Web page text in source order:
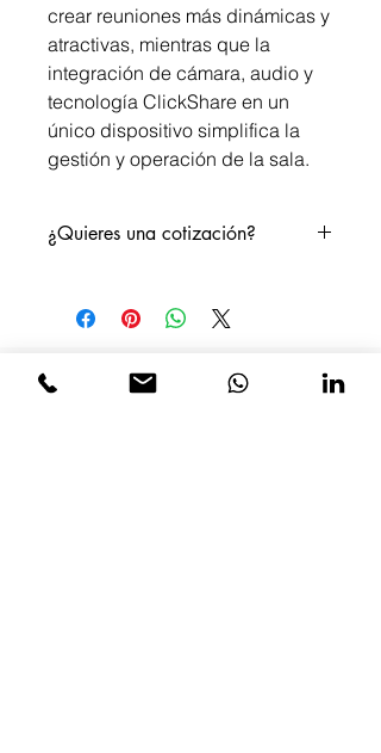
crear reuniones más dinámicas y
atractivas, mientras que la
integración de cámara, audio y
tecnología ClickShare en un
único dispositivo simplifica la
gestión y operación de la sala.
¿Quieres una cotización?
gusto te atendemos.
Tel. +52 55 7262 2901